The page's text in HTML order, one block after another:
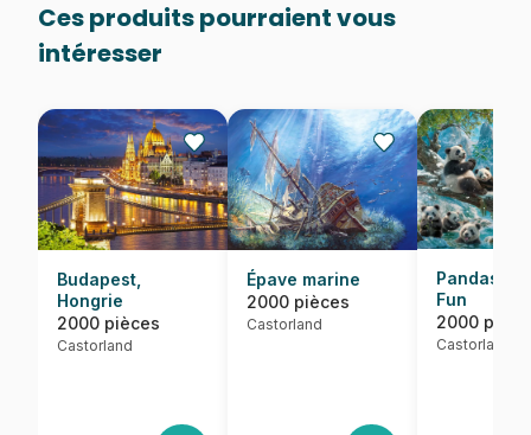
Ces produits pourraient vous
intéresser
Budapest,
Hongrie
2000 pièces
Castorland
Épave marine
2000 pièces
Castorland
Pandas'
Fun
2000
Castorland